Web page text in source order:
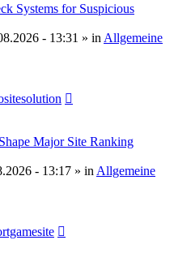
Systems for Suspicious
- 13:31 » in Allgemeine
Major Site Ranking
- 13:17 » in Allgemeine